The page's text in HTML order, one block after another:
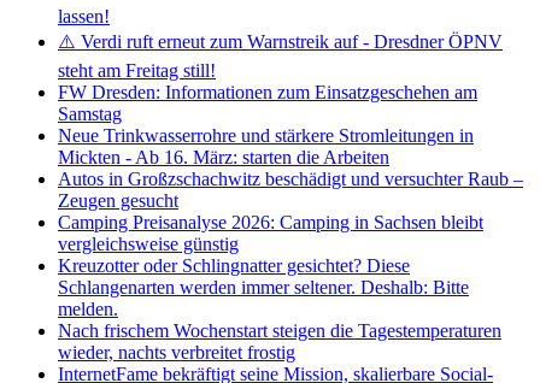
lassen!
⚠️ Verdi ruft erneut zum Warnstreik auf - Dresdner ÖPNV
steht am Freitag still!
FW Dresden: Informationen zum Einsatzgeschehen am
Samstag
Neue Trinkwasserrohre und stärkere Stromleitungen in
Mickten - Ab 16. März: starten die Arbeiten
Autos in Großzschachwitz beschädigt und versuchter Raub –
Zeugen gesucht
Camping Preisanalyse 2026: Camping in Sachsen bleibt
vergleichsweise günstig
Kreuzotter oder Schlingnatter gesichtet? Diese
Schlangenarten werden immer seltener. Deshalb: Bitte
melden.
Nach frischem Wochenstart steigen die Tagestemperaturen
wieder, nachts verbreitet frostig
InternetFame bekräftigt seine Mission, skalierbare Social-